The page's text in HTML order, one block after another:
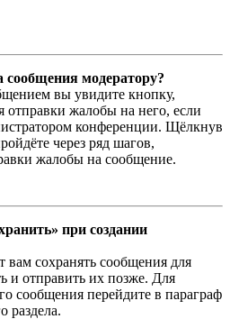
модератору?
вы увидите кнопку,
отправки жалобы на него, если
конференции. Щёлкнув
через ряд шагов,
жалобы на сообщение.
при создании
вам сохранять сообщения для
и отправить их позже. Для
сообщения перейдите в параграф
раздела.